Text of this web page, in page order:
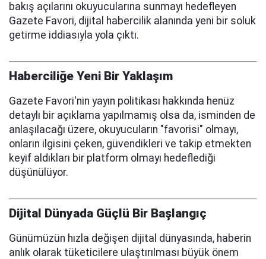
bakış açılarını okuyucularına sunmayı hedefleyen
Gazete Favori, dijital habercilik alanında yeni bir soluk
getirme iddiasıyla yola çıktı.
Haberciliğe Yeni Bir Yaklaşım
Gazete Favori'nin yayın politikası hakkında henüz
detaylı bir açıklama yapılmamış olsa da, isminden de
anlaşılacağı üzere, okuyucuların "favorisi" olmayı,
onların ilgisini çeken, güvendikleri ve takip etmekten
keyif aldıkları bir platform olmayı hedeflediği
düşünülüyor.
Dijital Dünyada Güçlü Bir Başlangıç
Günümüzün hızla değişen dijital dünyasında, haberin
anlık olarak tüketicilere ulaştırılması büyük önem